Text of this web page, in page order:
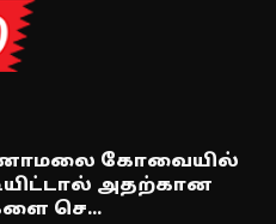
கோவையில்
அதற்கான
செ...